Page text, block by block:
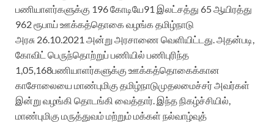
பணியாளர்களுக்கு 196கோடியே91 இலட்சத்து 65ஆயிரத்து
962ரூபாய் ஊக்கத்தொகைவழங்க தமிழ்நாடு
அரசு 26.10.2021 அன்று அரசாணை வெளியிட்டது அதன்படி
கோவிட் பெருந்தொற்றுப் பணியில் பணிபுரிந்த
1 ,05,168பணியாளர்களுக்கு ஊக்கத்தொகைக்கான
காசோலையை மாண்புமிகு தமிழ்நாடுமுதலமைச்சர் அவர்கள்
இன்று வழங்கி தொடங்கி வைத்தார். இந்தநிகழ்ச்சியில்
மாண்புமிகு மருத்துவம்மற்றும்மக்கள் நல்வாழ்வுத்